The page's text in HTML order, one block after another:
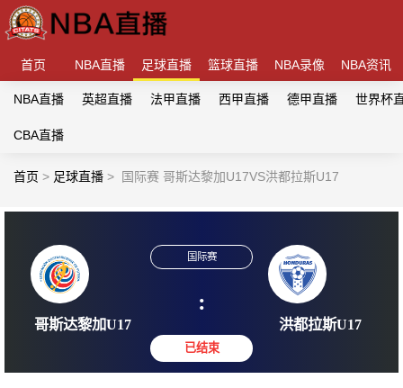
首页 NBA直播 足球直播 篮球直播 NBA录像 NBA资讯
NBA直播 英超直播 法甲直播 西甲直播 德甲直播 世界杯
CBA直播
首页 > 足球直播 > 国际赛 哥斯达黎加U17VS洪都拉斯U17
: